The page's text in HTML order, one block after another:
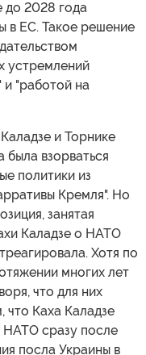
до 2028 года
в ЕС. Такое решение
устремлений
и "работой на
и Торнике
взорваться
политики из
Кремля". Но
занятая
Каладзе о НАТО
Хотя по
многих лет
что для них
что Каха Каладзе
НАТО сразу после
посла Украины в